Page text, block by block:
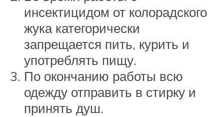
инсектицидом от колорадского
жука категорически
запрещается пить, курить и
употреблять пищу.
По окончанию работы всю
одежду отправить в стирку и
принять душ.